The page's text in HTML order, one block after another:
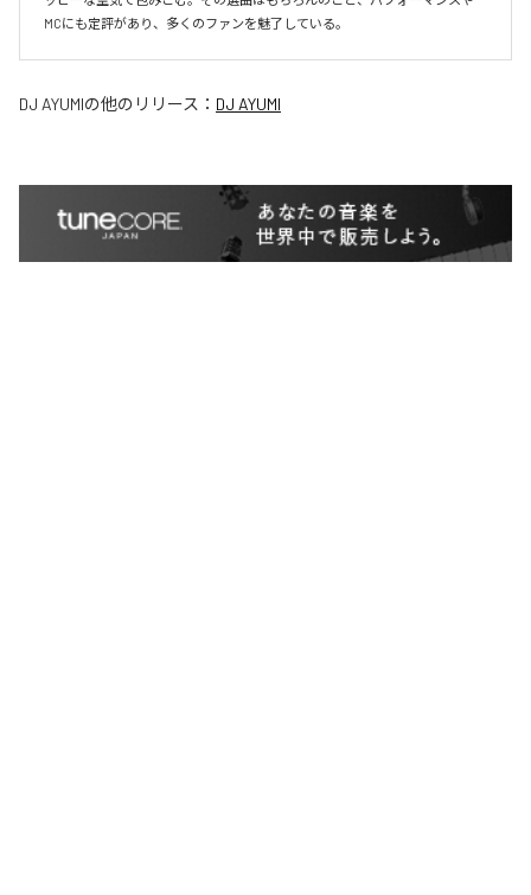
MCにも定評があり、多くのファンを魅了している。
DJ AYUMIの他のリリース： DJ AYUMI